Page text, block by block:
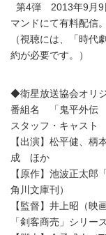
第4弾 2013年9月9
マンドにて有料配信。
（視聴には、「時代
約が必要です。）
◆衛星放送協会オリ
番組名 「鬼平外伝
スタッフ・キャスト
【出演】松平健、柄
成 ほか
【原作】池波正太郎
角川文庫刊）
【監督】井上昭（映
「剣客商売」シリーズ